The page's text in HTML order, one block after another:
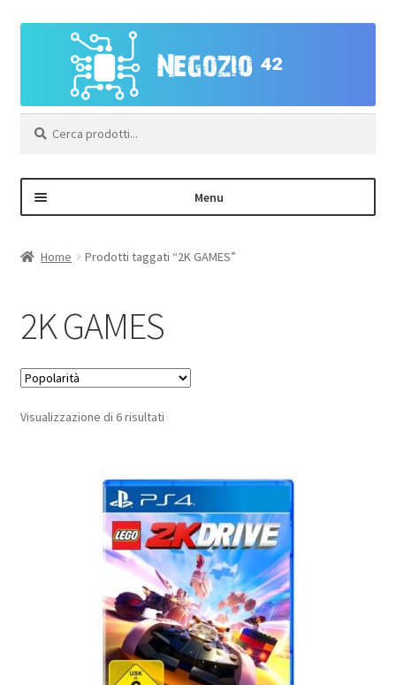
navigazione
contenuto
Menu
Contatti
Home Prodotti taggati “2K GAMES”
2K GAMES
Visualizzazione di 6 risultatiPopolarità